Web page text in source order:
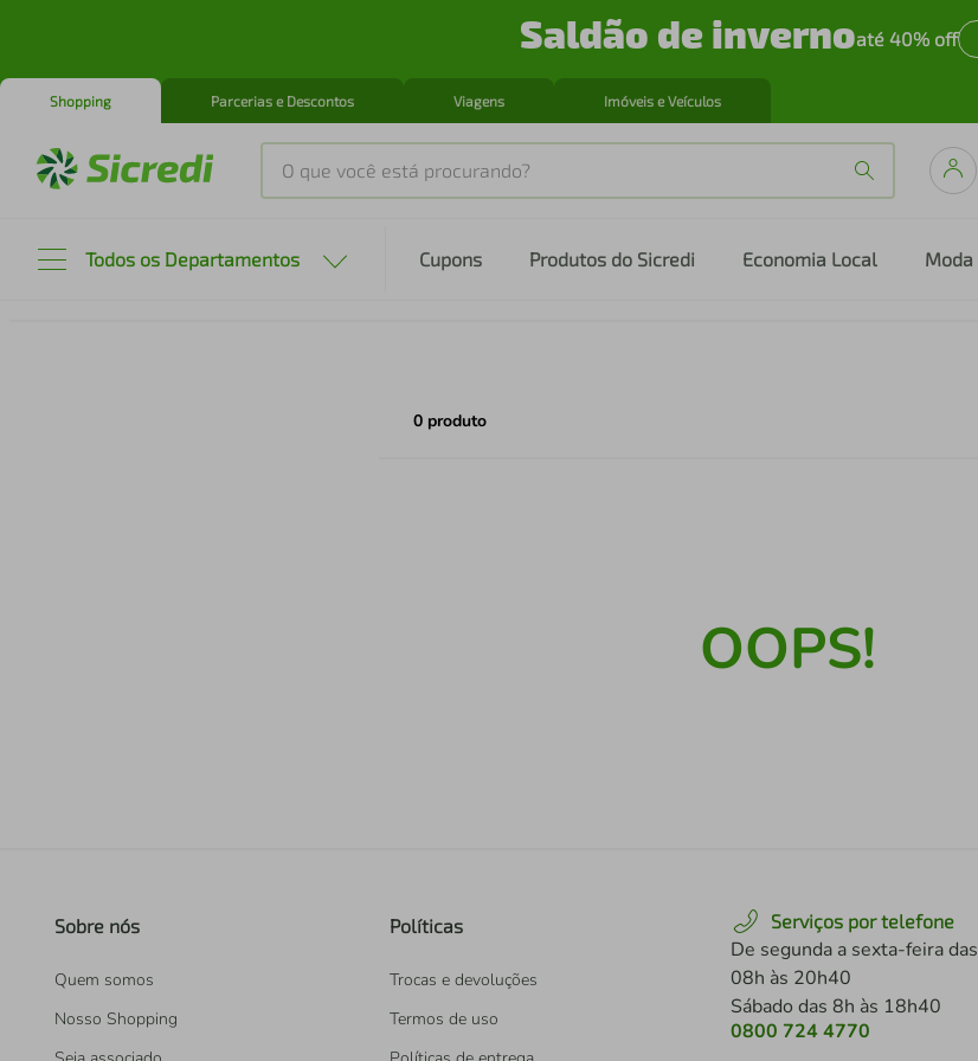
Saldão de invernoaté 40% off
Shopping Parcerias e Descontos Viagens Imóveis e Veículos
O que você está procurando?
Todos os Departamentos Cupons Produtos do Sicredi Economia Local Moda
0 produto
OOPS!
Sobre nós
Quem somos
Nosso Shopping
Políticas
Trocas e devoluções
Termos de uso
Serviços por telefone
De segunda a sexta-feira das
08h às 20h40
Sábado das 8h às 18h40
0800 724 4770